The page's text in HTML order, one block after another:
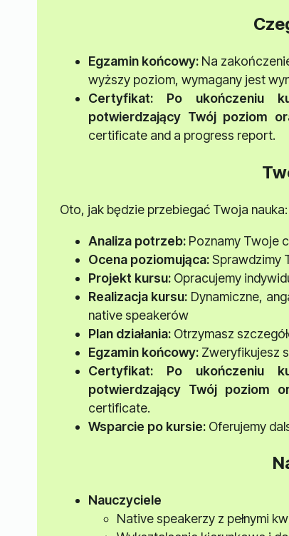
Egzamin końcowy:Na
wyższy poziom, wymagany jest
Certyfikat: Po ukończeniu
potwierdzający Twój poziom
certificate and a progress report.
Oto, jak będzie przebiegać Twoja nauka:
Analiza potrzeb:Poznamy Twoje
Ocena poziomująca:Sprawdzimy
Projekt kursu:Opracujemy
Realizacja kursu: Dynamiczne,
native speakerów
Plan działania:Otrzymasz
Egzamin końcowy:Zweryfikujesz
Certyfikat: Po ukończeniu
potwierdzający Twój poziom
certificate.
Wsparcie po kursie:Oferujemy
Nauczyciele
Native speakerzy z pełnymi